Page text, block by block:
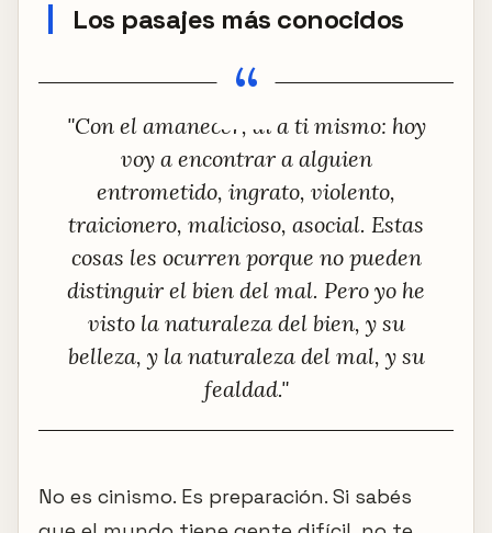
Los pasajes más conocidos
"Con el amanecer, di a ti mismo: hoy
voy a encontrar a alguien
entrometido, ingrato, violento,
traicionero, malicioso, asocial. Estas
cosas les ocurren porque no pueden
distinguir el bien del mal. Pero yo he
visto la naturaleza del bien, y su
belleza, y la naturaleza del mal, y su
fealdad."
No es cinismo. Es preparación. Si sabés